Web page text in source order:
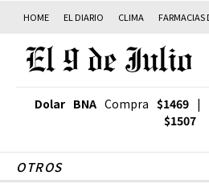
HOME EL DIARIO CLIMA FARMACIAS
Dolar BNA Compra $1469 |
$1507
OTROS